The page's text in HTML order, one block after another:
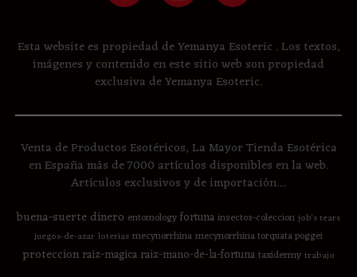
Esta website es propiedad de Yemanya Esoteric . Los textos,
imágenes y contenido en este sitio web son propiedad
exclusiva de Yemanya Esoteric.
Venta de Productos Esotéricos, La Mayor Tienda Esotérica
en España más de 7000 artículos disponibles en la web.
Artículos exclusivos y de importación....
buena-suertedinero entomologyfortunainsectos-coleccion job's tears
juegos-de-azar loterias mecynorrhinamecynorrhina torquata poggei
proteccion raiz-magica raiz-mano-de-la-fortunataxidermy trabajo